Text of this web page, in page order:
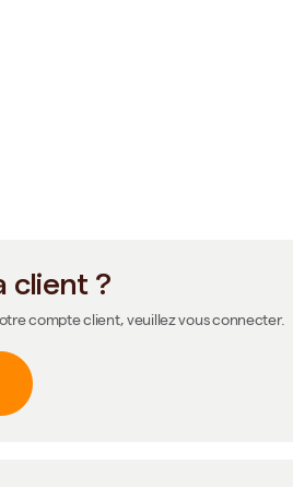
client ?
compte client, veuillez vous connecter.